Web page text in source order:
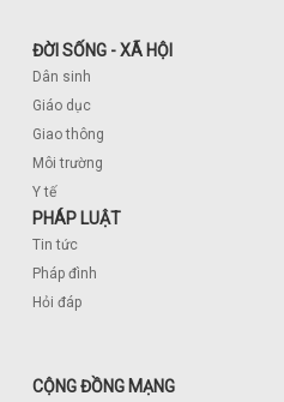
ĐỜI SỐNG - XÃ HỘI
Dân sinh
Giáo dục
Giao thông
Môi trường
Y tế
PHÁP LUẬT
Tin tức
Pháp đình
Hỏi đáp
CỘNG ĐỒNG MẠNG